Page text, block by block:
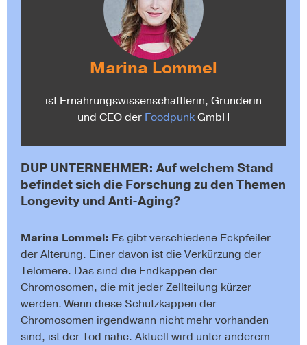
Marina Lommel
ist Ernährungswissenschaftlerin, Gründerin
und CEO der FoodpunkGmbH
DUP UNTERNEHMER: Auf welchem Stand
befindet sich die Forschung zu den Themen
Longevity und Anti-Aging?
Marina Lommel: Es gibt verschiedene Eckpfeiler
der Alterung. Einer davon ist die Verkürzung der
Telomere. Das sind die Endkappen der
Chromosomen, die mit jeder Zellteilung kürzer
werden. Wenn diese Schutzkappen der
Chromosomen irgendwann nicht mehr vorhanden
sind, ist der Tod nahe. Aktuell wird unter anderem